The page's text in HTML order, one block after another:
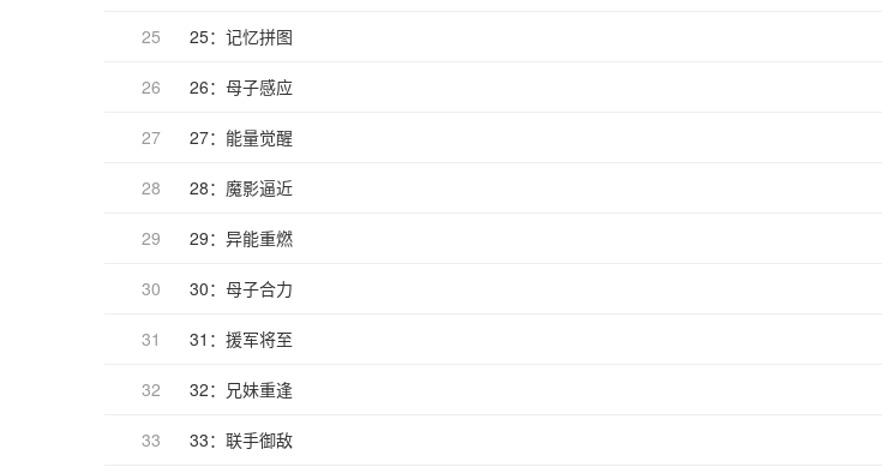
25 25：记忆拼图
26 26：母子感应
27 27：能量觉醒
28 28：魔影逼近
29 29：异能重燃
30 30：母子合力
31 31：援军将至
32 32：兄妹重逢
33 33：联手御敌